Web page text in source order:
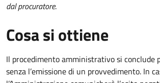
dal procuratore.
Cosa si ottiene
Il procedimento amministrativo si conclude
senza l’emissione di un provvedimento. In